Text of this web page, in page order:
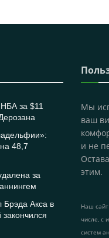
за $11
48,7
за
Брэда Акса в
Мы
ваш
и не
этим.
Наш
числе, с
систем